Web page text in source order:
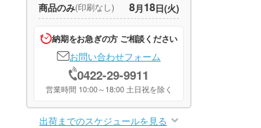
商品のみ(印刷なし) 8月18日(火)
納期をお急ぎの方 ご相談ください
お問い合わせフォーム
0422-29-9911
営業時間 10:00～18:00 土日祝を除く
出荷までのスケジュールを見る